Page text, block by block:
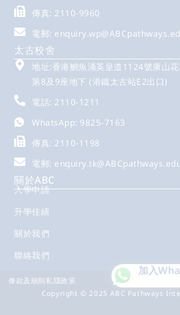
加入
傳真: 2110-9960
電郵:
太古校舍
地址:香港鰂魚涌英皇道1124號康山
第8及9座地下 (港鐵太古站E2出口)
電話: 2110-1211
WhatsApp: 9825-7163
傳真: 2110-1198
電郵:
關於ABC
入學申請
升學佳績
關於我們
聯絡我們
條款及細則私隱政策
Copyright © 2025 ABC Pathways